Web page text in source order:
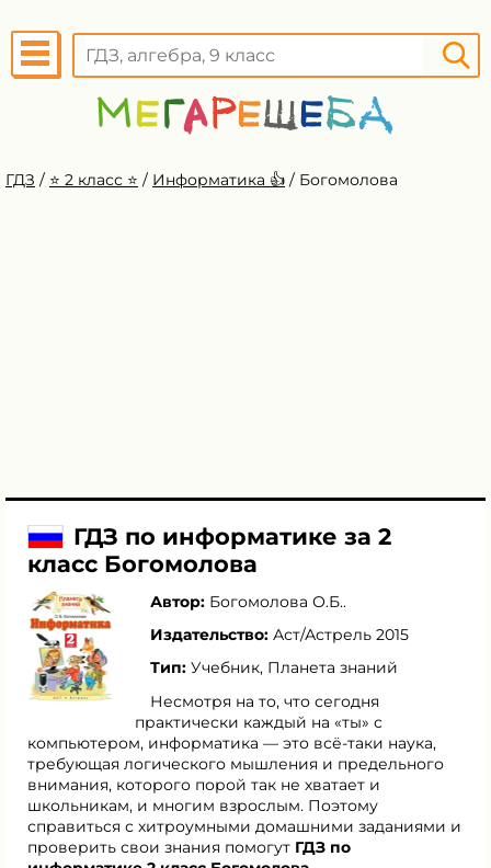
ГДЗ / ⭐️ 2 класс ⭐️ / Информатика 👍 / Богомолова
ГДЗ по информатике за 2
класс Богомолова
Автор: Богомолова О.Б..
Издательство: Аст/Астрель 2015
Тип: Учебник, Планета знаний
Несмотря на то, что сегодня
практически каждый на «ты» с
компьютером, информатика — это всё-таки наука,
требующая логического мышления и предельного
внимания, которого порой так не хватает и
школьникам, и многим взрослым. Поэтому
справиться с хитроумными домашними заданиями и
проверить свои знания помогут ГДЗ по